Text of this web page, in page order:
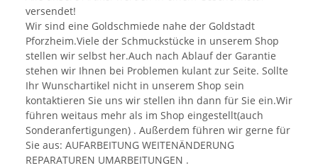
versendet!
Wir sind eine Goldschmiede nahe der Goldstadt
Pforzheim.Viele der Schmuckstücke in unserem Shop
stellen wir selbst her.Auch nach Ablauf der Garantie
stehen wir Ihnen bei Problemen kulant zur Seite. Sollte
Ihr Wunschartikel nicht in unserem Shop sein
kontaktieren Sie uns wir stellen ihn dann für Sie ein.Wir
führen weitaus mehr als im Shop eingestellt(auch
Sonderanfertigungen) . Außerdem führen wir gerne für
Sie aus: AUFARBEITUNG WEITENÄNDERUNG
REPARATUREN UMARBEITUNGEN .